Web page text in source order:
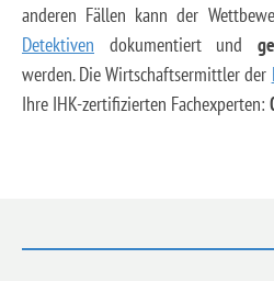
anderen Fällen kann der
Detektiven dokumentiert und
werden. Die Wirtschaftsermittler der
Ihre IHK-zertifizierten Fachexperten: